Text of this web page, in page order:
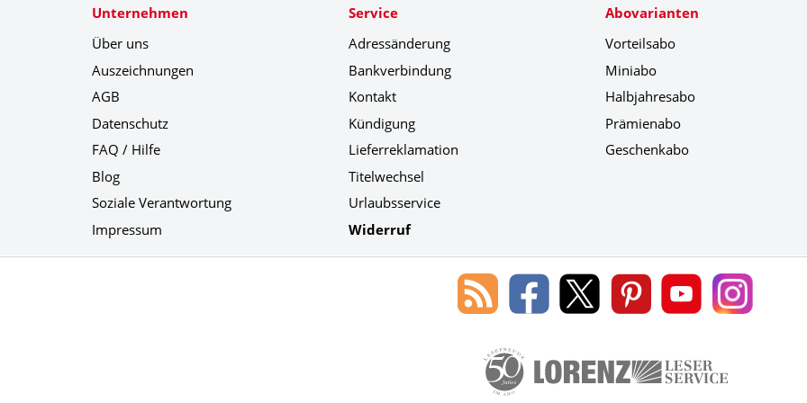
Unternehmen
Über uns
Auszeichnungen
AGB
Datenschutz
FAQ / Hilfe
Blog
Soziale Verantwortung
Impressum
Service
Adressänderung
Bankverbindung
Kontakt
Kündigung
Lieferreklamation
Titelwechsel
Urlaubsservice
Widerruf
Abovarianten
Vorteilsabo
Miniabo
Halbjahresabo
Prämienabo
Geschenkabo
Blog
des
Lorenz
Leserservice
Lorenz
Leserservice
Lorenz
Leserservice
Lorenz
Leserservice
Lorenz